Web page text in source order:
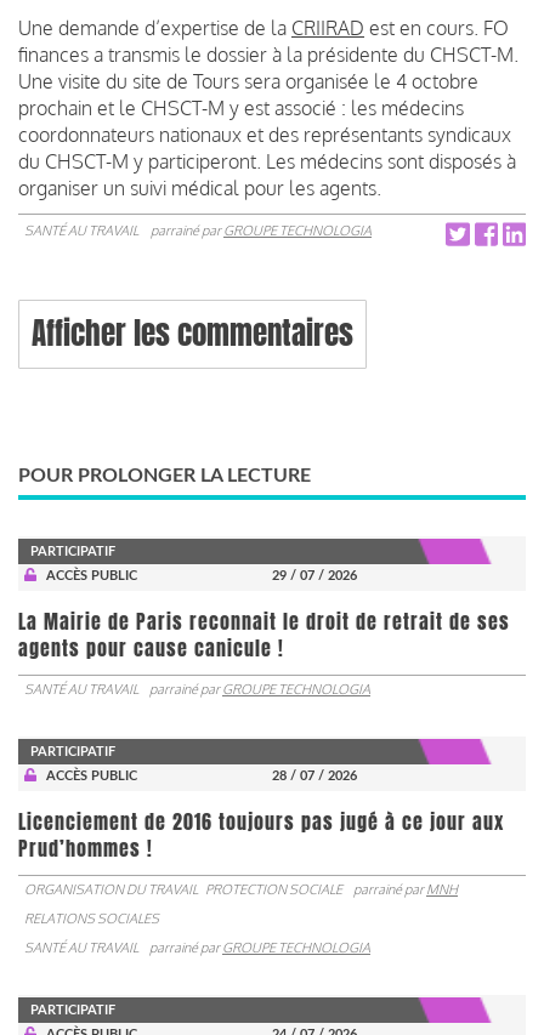
Une demande d’expertise de la CRIIRAD est en cours. FO
finances a transmis le dossier à la présidente du CHSCT-M.
Une visite du site de Tours sera organisée le 4 octobre
prochain et le CHSCT-M y est associé : les médecins
coordonnateurs nationaux et des représentants syndicaux
du CHSCT-M y participeront. Les médecins sont disposés à
organiser un suivi médical pour les agents.
SANTÉ AU TRAVAIL parrainé parGROUPE TECHNOLOGIA
Afficher les commentaires
POUR PROLONGER LA LECTURE
PARTICIPATIF
ACCÈS PUBLIC
29 / 07 / 2026
La Mairie de Paris reconnait le droit de retrait de ses
agents pour cause canicule !
SANTÉ AU TRAVAIL parrainé parGROUPE TECHNOLOGIA
PARTICIPATIF
ACCÈS PUBLIC
28 / 07 / 2026
Licenciement de 2016 toujours pas jugé à ce jour aux
Prud’hommes !
ORGANISATION DU TRAVAIL PROTECTION SOCIALE parrainé parMNH
RELATIONS SOCIALES
SANTÉ AU TRAVAIL
parrainé parGROUPE TECHNOLOGIA
PARTICIPATIF